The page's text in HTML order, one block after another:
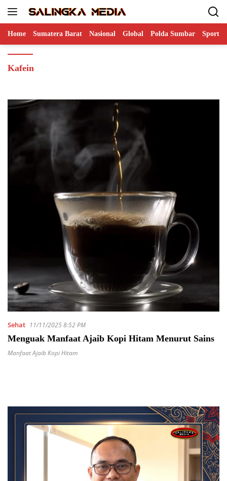
Home Sumatera Barat Nasional Global Polda Sumbar Sports
Kafein
Sehat 11/11/2025 8:52 PM
Menguak Manfaat Ajaib Kopi Hitam Menurut Sains
Manfaat Ajaib Kopi Hitam